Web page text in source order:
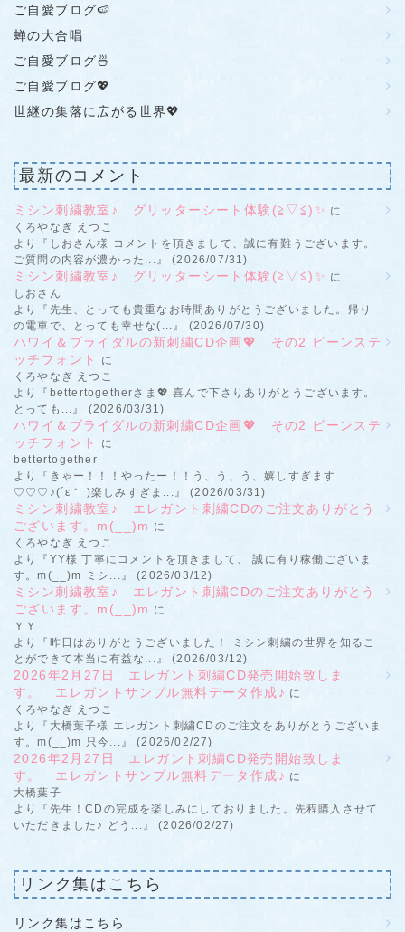
ご自愛ブログ🍉
蝉の大合唱
ご自愛ブログ🍜
ご自愛ブログ💖
世継の集落に広がる世界💖
最新のコメント
ミシン刺繍教室♪ グリッターシート体験(≧▽≦)✨ に
くろやなぎ えつこ
より『しおさん様 コメントを頂きまして、誠に有難うございます。
ご質問の内容が濃かった...』 (2026/07/31)
ミシン刺繍教室♪ グリッターシート体験(≧▽≦)✨ に
しおさん
より『先生、とっても貴重なお時間ありがとうございました。帰り
の電車で、とっても幸せな(...』 (2026/07/30)
ハワイ＆ブライダルの新刺繍CD企画💖 その2 ビーンステ
ッチフォント
に
くろやなぎ えつこ
より『bettertogetherさま💖 喜んで下さりありがとうございます。
とっても...』 (2026/03/31)
ハワイ＆ブライダルの新刺繍CD企画💖 その2 ビーンステ
ッチフォント
に
bettertogether
より『きゃー！！！やったー！！う、う、う、嬉しすぎます
♡♡♡♪(´ε｀ )楽しみすぎま...』 (2026/03/31)
ミシン刺繍教室♪ エレガント刺繍CDのご注文ありがとう
ございます。m(__)m に
くろやなぎ えつこ
より『YY様 丁寧にコメントを頂きまして、 誠に有り稼働ございま
す。m(__)m ミシ...』 (2026/03/12)
ミシン刺繍教室♪ エレガント刺繍CDのご注文ありがとう
ございます。m(__)m に
ＹＹ
より『昨日はありがとうございました！ ミシン刺繍の世界を知るこ
とができて本当に有益な...』 (2026/03/12)
2026年2月27日 エレガント刺繍CD発売開始致しま
す。 エレガントサンプル無料データ作成♪ に
くろやなぎ えつこ
より『大橋葉子様 エレガント刺繍CDのご注文をありがとうございま
す。m(__)m 只今...』 (2026/02/27)
2026年2月27日 エレガント刺繍CD発売開始致しま
す。 エレガントサンプル無料データ作成♪ に
大橋葉子
より『先生！CDの完成を楽しみにしておりました。先程購入させて
いただきました♪ どう...』 (2026/02/27)
リンク集はこちら
リンク集はこちら